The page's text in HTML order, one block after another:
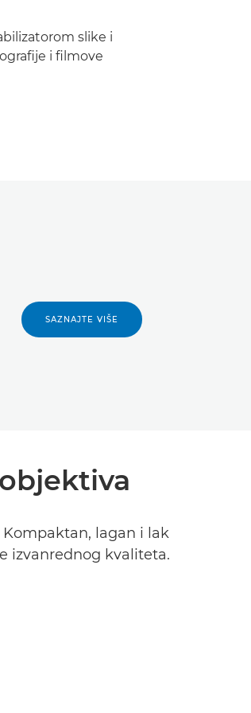
slike i
i filmove
SAZNAJTE VIŠE
Kompaktan, lagan i lak
izvanrednog kvaliteta.